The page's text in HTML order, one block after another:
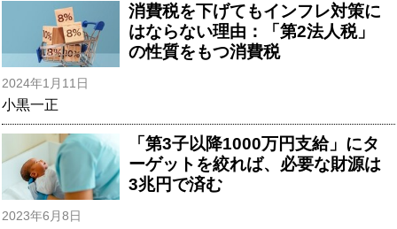
消費税を下げてもインフレ対策に
はならない理由：「第2法人税」
の性質をもつ消費税
2024年1月11日
小黒一正
「第3子以降1000万円支給」にタ
ーゲットを絞れば、必要な財源は
3兆円で済む
2023年6月8日